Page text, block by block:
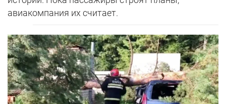
авиакомпания их считает.